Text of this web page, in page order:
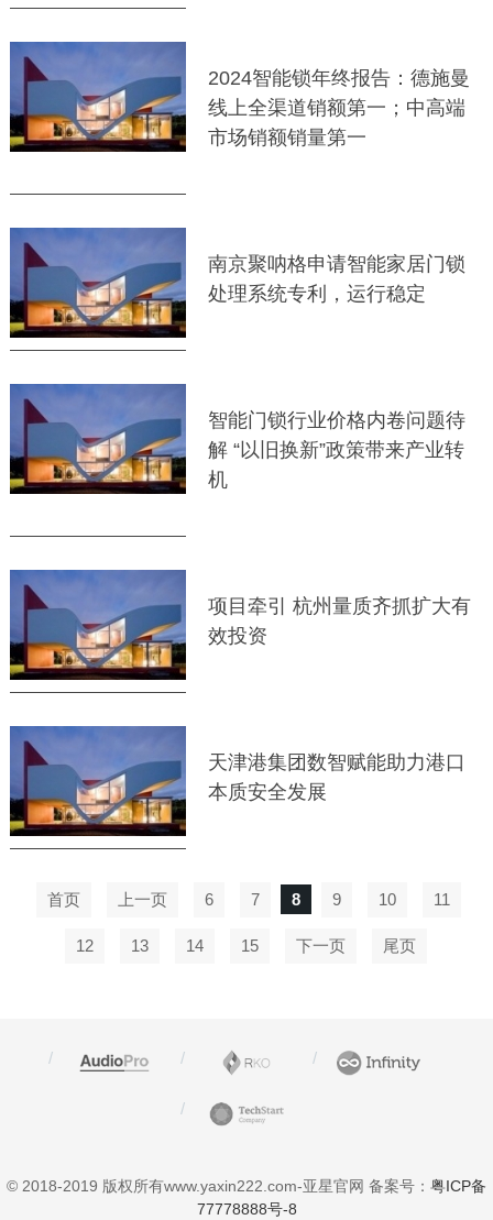
2024智能锁年终报告：德施曼
线上全渠道销额第一；中高端
市场销额销量第一
南京聚呐格申请智能家居门锁
处理系统专利，运行稳定
智能门锁行业价格内卷问题待
解 “以旧换新”政策带来产业转
机
项目牵引 杭州量质齐抓扩大有
效投资
天津港集团数智赋能助力港口
本质安全发展
首页 上一页 6 7 8 9 10 11
12 13 14 15 下一页 尾页
© 2018-2019 版权所有www.yaxin222.com-亚星官网 备案号： 粤ICP备
77778888号-8